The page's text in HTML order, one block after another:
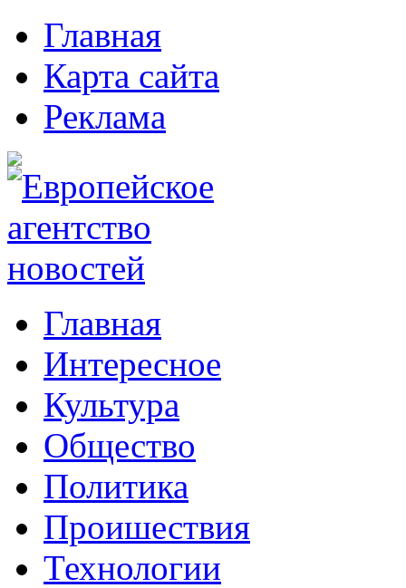
Главная
Карта сайта
Реклама
Главная
Интересное
Культура
Общество
Политика
Проишествия
Технологии